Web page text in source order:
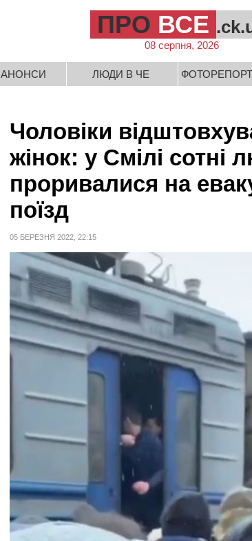
ПРО ВСЕ
08 серпня, 2026
АНОНСИ ЛЮДИ В ЧЕ
Чоловіки
жінок: у Смілі сотні
проривалися на
поїзд
05 БЕРЕЗНЯ 2022, 22:15